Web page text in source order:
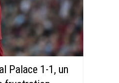
Palace 1-1, un